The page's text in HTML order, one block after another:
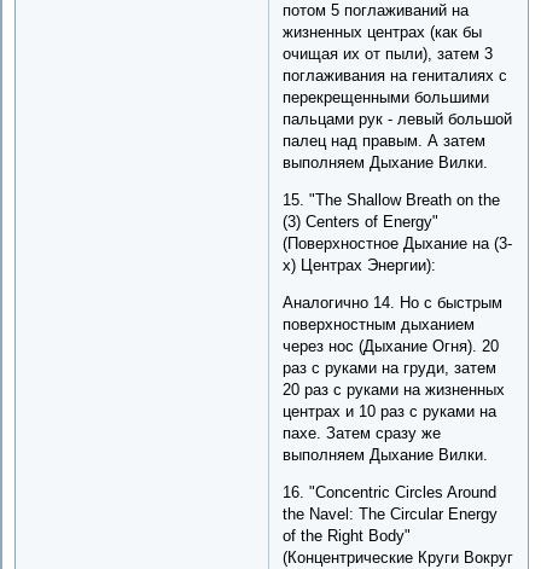
потом 5 поглаживаний на
жизненных центрах (как бы
очищая их от пыли), затем 3
поглаживания на гениталиях с
перекрещенными большими
пальцами рук - левый большой
палец над правым. А затем
выполняем Дыхание Вилки.
15. "The Shallow Breath on the
(3) Centers of Energy"
(Поверхностное Дыхание на (3-
х) Центрах Энергии):
Аналогично 14. Но с быстрым
поверхностным дыханием
через нос (Дыхание Огня). 20
раз с руками на груди, затем
20 раз с руками на жизненных
центрах и 10 раз с руками на
пахе. Затем сразу же
выполняем Дыхание Вилки.
16. "Concentric Circles Around
the Navel: The Circular Energy
of the Right Body"
(Концентрические Круги Вокруг